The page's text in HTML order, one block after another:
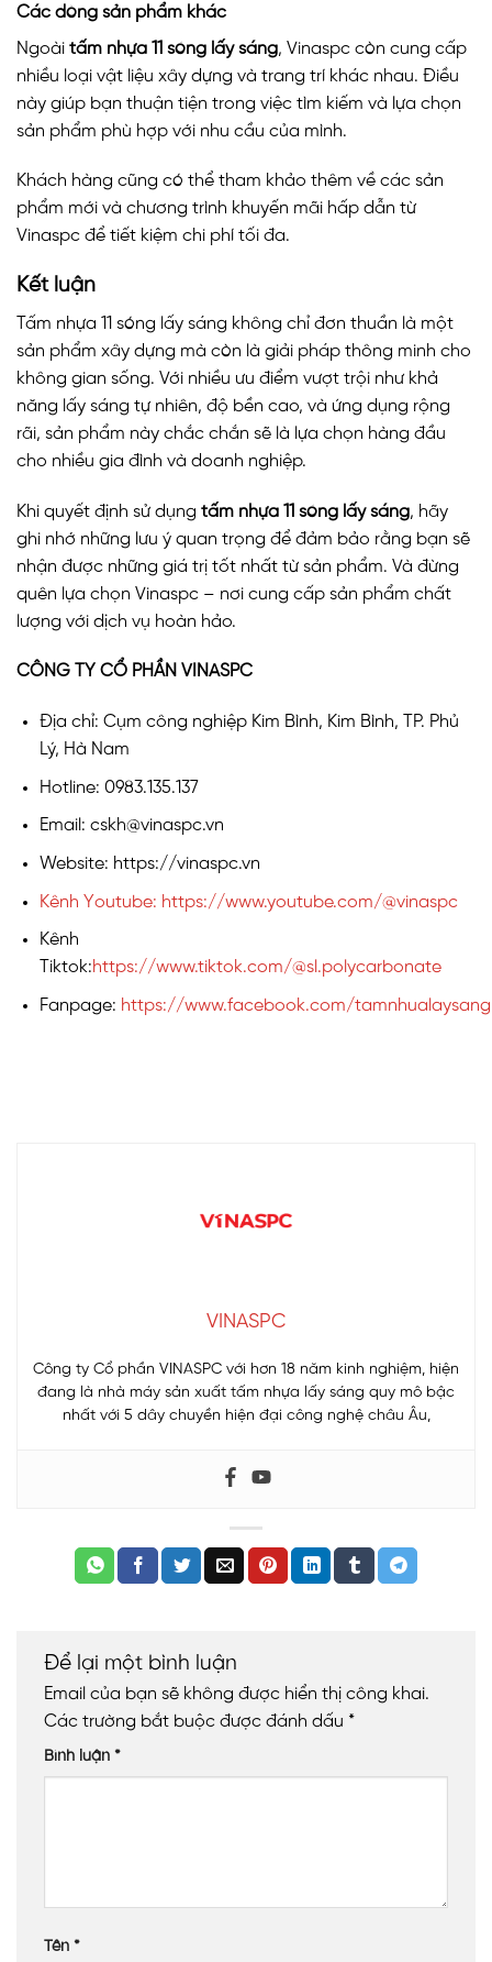
Các dòng sản phẩm khác
Ngoài tấm nhựa 11 sóng lấy sáng, Vinaspc còn cung cấp
nhiều loại vật liệu xây dựng và trang trí khác nhau. Điều
này giúp bạn thuận tiện trong việc tìm kiếm và lựa chọn
sản phẩm phù hợp với nhu cầu của mình.
Khách hàng cũng có thể tham khảo thêm về các sản
phẩm mới và chương trình khuyến mãi hấp dẫn từ
Vinaspc để tiết kiệm chi phí tối đa.
Kết luận
Tấm nhựa 11 sóng lấy sáng không chỉ đơn thuần là một
sản phẩm xây dựng mà còn là giải pháp thông minh cho
không gian sống. Với nhiều ưu điểm vượt trội như khả
năng lấy sáng tự nhiên, độ bền cao, và ứng dụng rộng
rãi, sản phẩm này chắc chắn sẽ là lựa chọn hàng đầu
cho nhiều gia đình và doanh nghiệp.
Khi quyết định sử dụng tấm nhựa 11 sóng lấy sáng, hãy
ghi nhớ những lưu ý quan trọng để đảm bảo rằng bạn sẽ
nhận được những giá trị tốt nhất từ sản phẩm. Và đừng
quên lựa chọn Vinaspc – nơi cung cấp sản phẩm chất
lượng với dịch vụ hoàn hảo.
CÔNG TY CỔ PHẦN VINASPC
Địa chỉ: Cụm công nghiệp Kim Bình, Kim Bình, TP. Phủ
Lý, Hà Nam
Hotline: 0983.135.137
Email: cskh@vinaspc.vn
Website: https://vinaspc.vn
Kênh Youtube: https://www.youtube.com/@vinaspc
Kênh
Tiktok:https://www.tiktok.com/@sl.polycarbonate
Fanpage: https://www.facebook.com/
VINASPC
Công ty Cổ phần VINASPC với hơn 18 năm kinh nghiệm, hiện
đang là nhà máy sản xuất tấm nhựa lấy sáng quy mô bậc
nhất với 5 dây chuyền hiện đại công nghệ châu Âu,
Để lại một bình luận
Email của bạn sẽ không được hiển thị công khai.
Các trường bắt buộc được đánh dấu *
Bình luận *
Tên *